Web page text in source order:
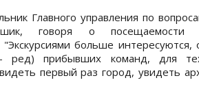
Главного управления по
говоря о посещаемости
"Экскурсиями больше интересуются,
ред) прибывших команд, для
первый раз город, увидеть